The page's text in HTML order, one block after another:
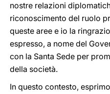
nostre relazioni
riconoscimento del ruolo
queste aree e io la
espresso, a nome del
con la Santa Sede per
della società.
In questo contesto,